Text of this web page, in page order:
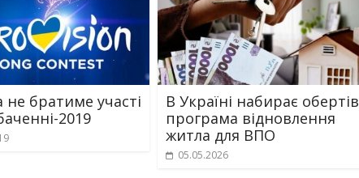
не братиме участі
2019
В Україні набирає обертів
програма відновлення
житла для ВПО
05.05.2026